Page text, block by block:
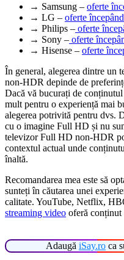
→ Samsung – oferte
→ LG – oferte
→ Philips – oferte
→ Sony – oferte
→ Hisense – oferte
În general, alegerea dintre
non-HDR depinde de
Dacă vă bucurați de
mult pentru o experiență mai
alegerea potrivită pentru dvs.
cu o imagine Full HD și nu
televizor Full HD non-HDR
contextul actual unde
înaltă.
Recomandarea mea este să
sunteți în căutarea unei
calitate. YouTube, Netflix,
streaming video oferă
Adaugă iSay.ro ca